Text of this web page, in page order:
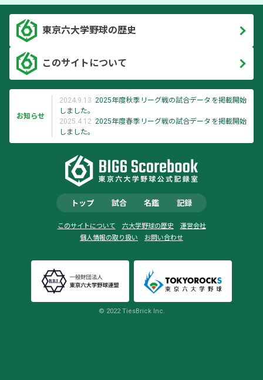
東京六大学野球の歴史
このサイトについて
お知らせ
2024.9.13 2025年度秋季リーグ戦の試合データを掲載開始
しました。
2025.4.12 2025年度春季リーグ戦の試合データを掲載開始
しました。
トップ 試合 名鑑 記録
このサイトについて 六大学野球の歴史
運営会社
個人情報の取り扱い
お問い合わせ
© 2022 TiesBrick Inc.